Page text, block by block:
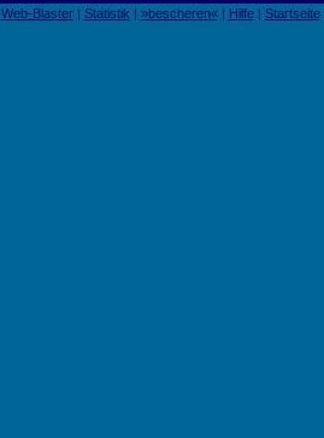
Web-Blaster| Statistik | »bescheren«| Hilfe| Startseite